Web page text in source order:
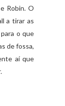
Robin. O
a tirar as
o que
de fossa,
aí que